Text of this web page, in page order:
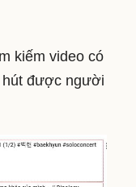
kiếm video có
hút được người